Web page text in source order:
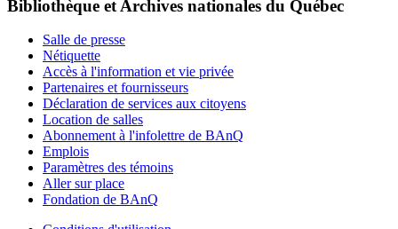
Bibliothèque et Archives nationales du Québec
Salle de presse
Nétiquette
Accès à l'information et vie privée
Partenaires et fournisseurs
Déclaration de services aux citoyens
Location de salles
Abonnement à l'infolettre de BAnQ
Emplois
Paramètres des témoins
Aller sur place
Fondation de BAnQ